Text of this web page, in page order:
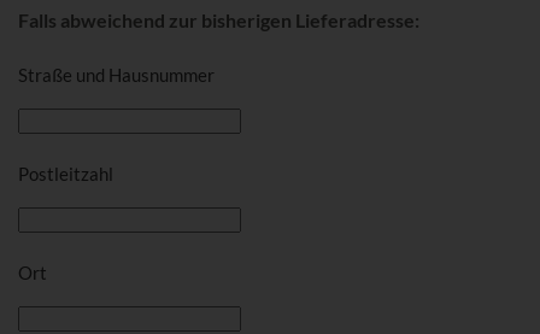
Falls abweichend zur bisherigen Lieferadresse:
Straße und Hausnummer
Postleitzahl
Ort